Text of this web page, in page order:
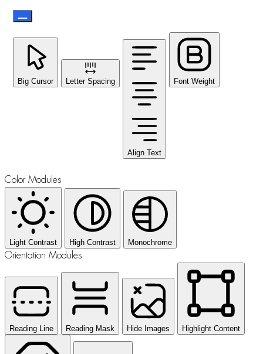
Big Cursor Letter Spacing
Align Text
Font Weight
Color Modules
Light Contrast High Contrast Monochrome
Orientation Modules
Reading Line Reading Mask Hide Images Highlight Content